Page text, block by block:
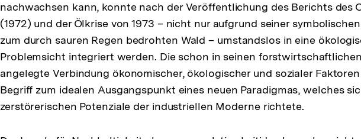
nachwachsen kann, konnte nach der Veröffentlichung des Berichts des
(1972) und der Ölkrise von 1973 – nicht nur aufgrund seiner
zum durch sauren Regen bedrohten Wald – umstandslos in eine
Problemsicht integriert werden. Die schon in seinen
angelegte Verbindung ökonomischer, ökologischer und sozialer
Begriff zum idealen Ausgangspunkt eines neuen Paradigmas, welches
zerstörerischen Potenziale der industriellen Moderne richtete.